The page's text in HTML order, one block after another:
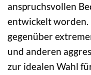
anspruchsvollen
entwickelt
gegenüber
und anderen
zur idealen Wahl